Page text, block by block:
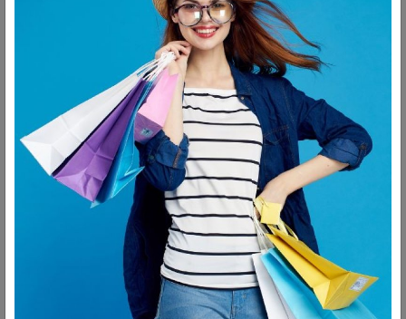
التقييمات
سهل الاستخدام والتخزين
تساعدك على تنظيم مطبخك
فعال جداً.
مغلفة جيدًا:
تُعدّ من الضروريات لمطبخك